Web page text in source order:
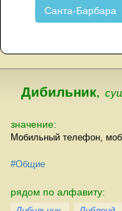
Санта-Барбара
Дибильник,
значение:
Мобильный телефон,
#Общие
рядом по алфавиту: